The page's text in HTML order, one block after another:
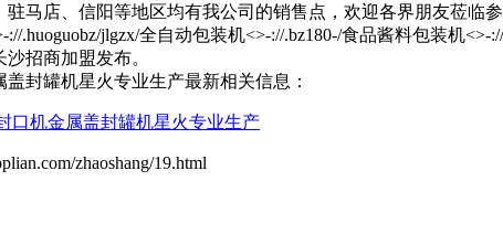
马店、信阳等地区均有我公司的销售点，欢迎各界朋友莅临
://.huoguobz/jlgzx/全自动包装机<>-://.bz180-/食品酱料包装机
沙招商加盟发布。
封罐机星火专业生产最新相关信息：
口机金属盖封罐机星火专业生产
zhaoshang/19.html